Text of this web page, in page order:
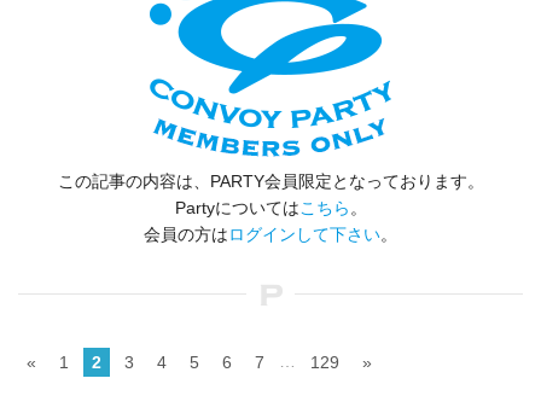
この記事の内容は、PARTY会員限定となっております。
Partyについてはこちら 。
会員の方はログインして下さい。
« 1 2 3 4 5 6 7 129 »